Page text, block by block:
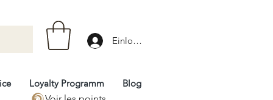
Einloggen
Loyalty Programm
Blog